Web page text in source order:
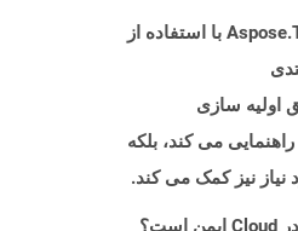
شروع با Aspose.Total REST APIs با استفاده از
اولیه سازی
Aspose.Total Cloud API راهنمایی می کند، بلکه
نیاز نیز کمک می کند.